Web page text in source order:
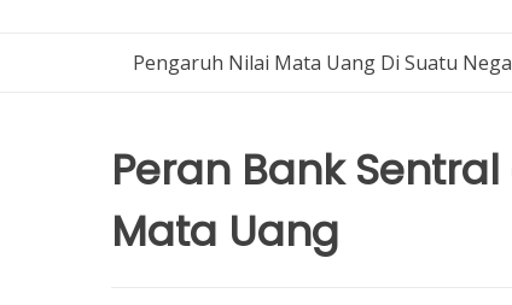
Pengaruh Nilai Mata Uang Di Suatu
Peran Bank
Mata Uang